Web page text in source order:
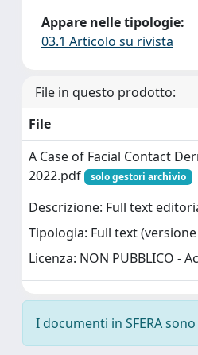
Appare nelle tipologie:
03.1 Articolo su rivista
File in questo prodotto:
File
A Case of Facial Contact
2022.pdf
solo gestori archivio
Descrizione: Full text
Tipologia: Full text
Licenza: NON PUBBLICO -
I documenti in SFERA